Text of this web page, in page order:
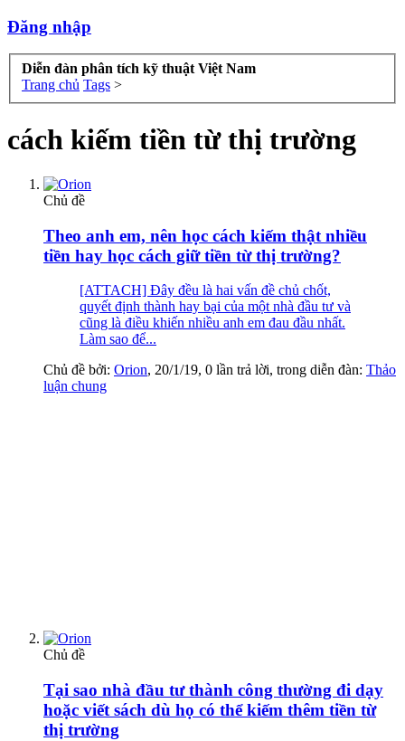
Đăng nhập
Diễn đàn phân tích kỹ thuật Việt Nam
Trang chủ Tags >
cách kiếm tiền từ thị trường
Chủ đề
Theo anh em, nên học cách kiếm thật nhiều
tiền hay học cách giữ tiền từ thị trường?
[ATTACH] Đây đều là hai vấn đề chủ chốt,
quyết định thành hay bại của một nhà đầu tư và
cũng là điều khiến nhiều anh em đau đầu nhất.
Làm sao để...
Chủ đề bởi: Orion, 20/1/19, 0 lần trả lời, trong diễn đàn: Thảo
luận chung
Chủ đề
Tại sao nhà đầu tư thành công thường đi dạy
hoặc viết sách dù họ có thể kiếm thêm tiền từ
thị trường